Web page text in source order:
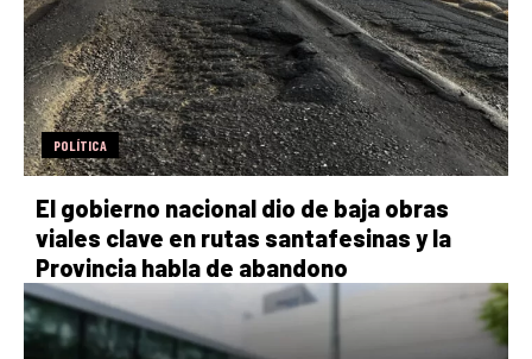
POLÍTICA
El gobierno nacional dio de baja obras
viales clave en rutas santafesinas y la
Provincia habla de abandono